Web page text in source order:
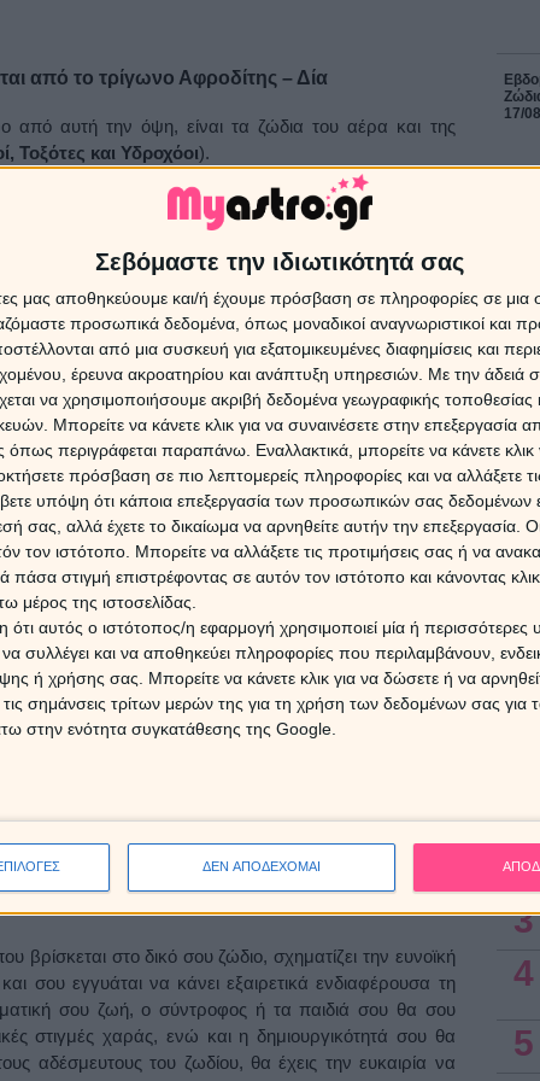
Σεβόμαστε την ιδιωτικότητά σας
μας αποθηκεύουμε και/ή έχουμε πρόσβαση σε πληροφορίες σε
προσωπικά δεδομένα, όπως μοναδικοί αναγνωριστικοί και
από μια συσκευή για εξατομικευμένες διαφημίσεις και
έρευνα ακροατηρίου και ανάπτυξη υπηρεσιών. Με την άδειά
να χρησιμοποιήσουμε ακριβή δεδομένα γεωγραφικής τοποθεσίας
Μπορείτε να κάνετε κλικ για να συναινέσετε στην επεξεργασία
περιγράφεται παραπάνω. Εναλλακτικά, μπορείτε να κάνετε κλικ
πρόσβαση σε πιο λεπτομερείς πληροφορίες και να αλλάξετε
υπόψη ότι κάποια επεξεργασία των προσωπικών σας δεδομένων
σας, αλλά έχετε το δικαίωμα να αρνηθείτε αυτήν την επεξεργασία.
τον ιστότοπο. Μπορείτε να αλλάξετε τις προτιμήσεις σας ή να
στιγμή επιστρέφοντας σε αυτόν τον ιστότοπο και κάνοντας
μέρος της ιστοσελίδας.
αυτός ο ιστότοπος/η εφαρμογή χρησιμοποιεί μία ή περισσότερες
συλλέγει και να αποθηκεύει πληροφορίες που περιλαμβάνουν,
ή χρήσης σας. Μπορείτε να κάνετε κλικ για να δώσετε ή να
σημάνσεις τρίτων μερών της για τη χρήση των δεδομένων σας
στην ενότητα συγκατάθεσης της Google.
ΔΕΝ ΑΠΟΔΕΧΟΜΑΙ
από το τρίγωνο Αφροδίτης – Δία
από αυτή την όψη, είναι τα ζώδια του αέρα και της
Τοξότες και Υδροχόοι).
Δία και η επιρροή του στα ζώδια
πορεία της στον έβδομο οίκο του ηλιακού ωροσκοπίου
σχέσεών σου, σχηματίζει τρίγωνο με τον Δία στις 9
να εκφράσεις πιο εύκολα τα συναισθήματα και τις
δεθείς περισσότερο μαζί του. Αν διατηρείς ήδη μια
αιτία να συνειδητοποιήσεις ότι είναι η κατάλληλη
να προχωρήσεις σε επίσημη δέσμευση και δεν
ρομαντική έξοδο ή ακόμα και ένα ταξίδι για να του
είσαι ελεύθερος, η όψη αυτή σου επιφυλάσσει μια
και σε επαγγελματικές συνεργασίες. Για τις
ΣΗΜΕΡΑ
η κυβερνήτης σου Αφροδίτη με τον Δία στις 9
τόσο για τα επαγγελματικά σου όσο και για τα
ο Δίας βρίσκεται σε ανάδρομη πορεία, μπορεί να
σου, δεν αποκλείεται όμως να γίνει αιτία να λάβεις
Σε κάθε περίπτωση θα πρέπει να συνεχίσεις τις
τομέα, ώστε να μπορέσεις να σταθεροποιήσεις τη
σου. Ευχάριστες εξελίξεις αναμένεται να έχουν όσοι
για ένα άτομο μέσα από το επαγγελματικό τους
διαβάστε
βρίσκεται στο δικό σου ζώδιο, σχηματίζει την ευνοϊκή
σου εγγυάται να κάνει εξαιρετικά ενδιαφέρουσα τη
σου ζωή, ο σύντροφος ή τα παιδιά σου θα σου
στιγμές χαράς, ενώ και η δημιουργικότητά σου θα
αδέσμευτους του ζωδίου, θα έχεις την ευκαιρία να
17/08
16
στις
8
Ο
8
1
2
3
4
5